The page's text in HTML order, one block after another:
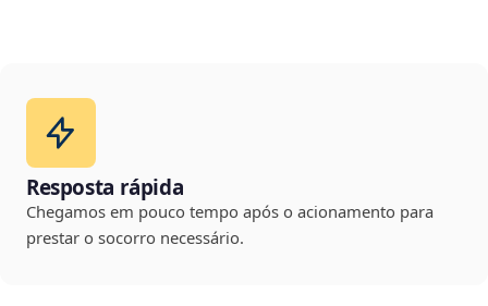
Resposta rápida
Chegamos em pouco tempo após o acionamento para
prestar o socorro necessário.